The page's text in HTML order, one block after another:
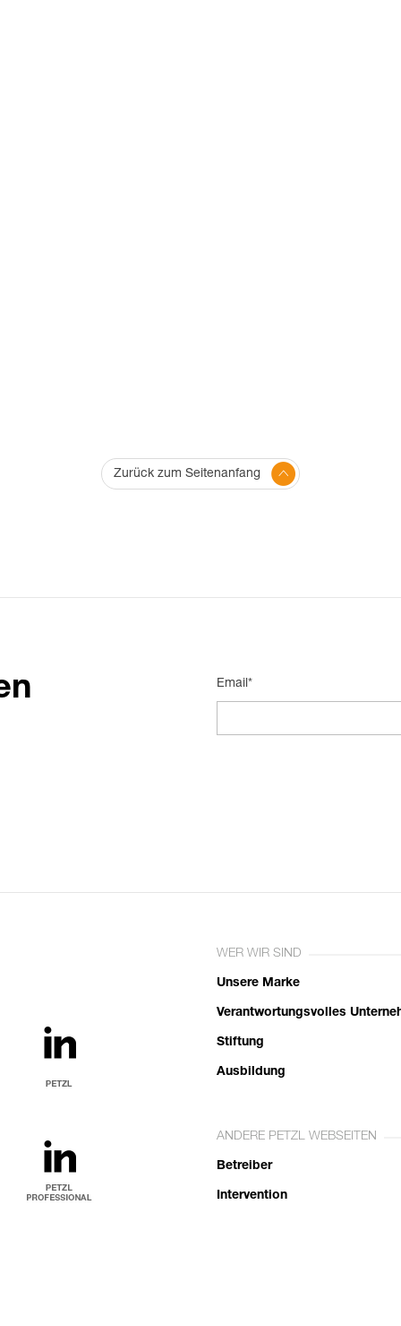
Zurück zum Seitenanfang
Email*
WER WIR SIND
Unsere Marke
Verantwortungsvolles
Stiftung
Ausbildung
ANDERE PETZL WEBSEITEN
Betreiber
Intervention